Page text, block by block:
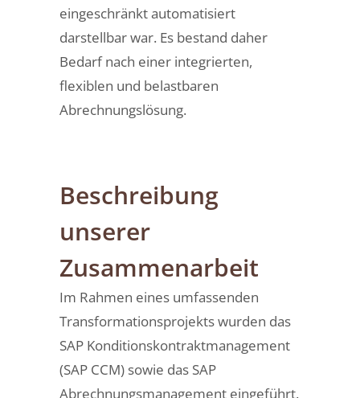
eingeschränkt automatisiert
darstellbar war. Es bestand daher
Bedarf nach einer integrierten,
flexiblen und belastbaren
Abrechnungslösung.
Beschreibung
unserer
Zusammenarbeit
Im Rahmen eines umfassenden
Transformationsprojekts wurden das
SAP Konditionskontraktmanagement
(SAP CCM) sowie das SAP
Abrechnungsmanagement eingeführt.